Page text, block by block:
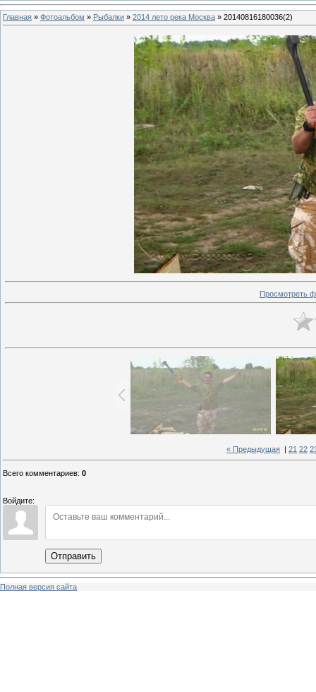
Главная » Фотоальбом » Рыбалки » 2014 лето река Москва » 20140816180036(2)
Просмотреть
« Предыдущая 21 22
Всего комментариев: 0
Войдите:
Отправить
Полная версия сайта